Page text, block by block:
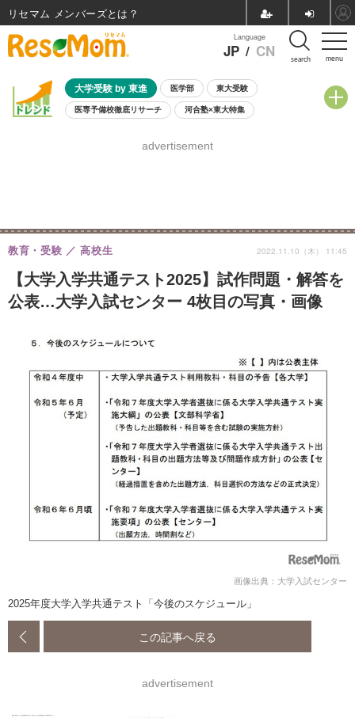
menu
Language
JP / CN search
大学受験 by 東進 医学部 東大受験
医専予備校徹底リサーチ 河合塾×東大特集
8月開催学校説明会・相談会
advertisement
【大学入学共通テスト2025】試作問題・解答を
公表…大学入試センター 4枚目の写真・画像
教育・受験 高校生 2022.11.10（木） 11:45
画像出典：大学入試センター
2025年度大学入学共通テスト「今後のスケジュール」
この記事へ戻る
advertisement
リセマム メンバーズ